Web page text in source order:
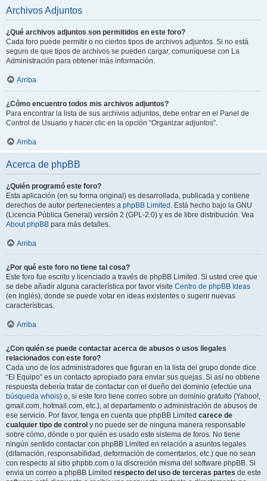
Archivos Adjuntos
¿Qué archivos adjuntos son permitidos en este foro?
Cada foro puede permitir o no ciertos tipos de archivos adjuntos. Si no está
seguro de que tipos de archivos se pueden cargar, comuníquese con La
Administración para obtener más información.
Arriba
¿Cómo encuentro todos mis archivos adjuntos?
Para encontrar la lista de sus archivos adjuntos, debe entrar en el Panel de
Control de Usuario y hacer clic en la opción “Organizar adjuntos”.
Arriba
Acerca de phpBB
¿Quién programó este foro?
Esta aplicación (en su forma original) es desarrollada, publicada y contiene
derechos de autor pertenecientes a phpBB Limited . Está hecho bajo la GNU
(Licencia Pública General) versión 2 (GPL-2.0) y es de libre distribución. Vea
About phpBB para más detalles.
Arriba
¿Por qué este foro no tiene tal cosa?
Este foro fue escrito y licenciado a través de phpBB Limited. Si usted cree que
se debe añadir alguna característica por favor visite Centro de phpBB Ideas
(en Inglés), donde se puede votar en ideas existentes o sugerir nuevas
características.
Arriba
¿Con quién se puede contactar acerca de abusos o usos ilegales
relacionados con este foro?
Cada uno de los administradores que figuran en la lista del grupo donde dice
“El Equipo” es un contacto apropiado para enviar sus quejas. Si así no obtiene
respuesta debería tratar de contactar con el dueño del dominio (efectúe una
búsqueda whois) o, si este foro tiene correo sobre un dominio gratuito (Yahoo!,
gmail.com, hotmail.com, etc.), al departamento o administración de abusos de
ese servicio. Por favor, tenga en cuenta que phpBB Limited carece de
cualquier tipo de control y no puede ser de ninguna manera responsable
sobre cómo, dónde o por quién es usado este sistema de foros. No tiene
ningún sentido contactar con phpBB Limited en relación a asuntos legales
(difamación, responsabilidad, deformación de comentarios, etc.) que no sean
con respecto al sitio phpbb.com o la discreción misma del software phpBB. Si
envia un correo a phpBB Limited respecto del uso de terceras partes de este